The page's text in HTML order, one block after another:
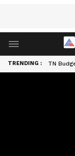
TRENDING : TN